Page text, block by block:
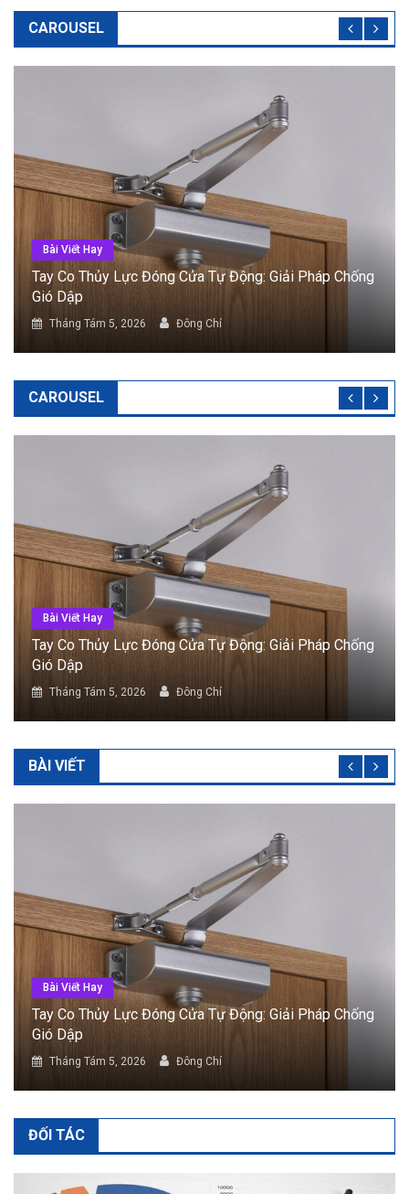
CAROUSEL
Bài Viết Hay
Cửa Tự Động Cảm Biến: Phân Loại Và Tiêu Chí Lắp
Đặt
Tháng Tám 5, 2026 Đông Chí
CAROUSEL
Bài Viết Hay
Cửa Tự Động Cảm Biến: Phân Loại Và Tiêu Chí Lắp
Đặt
Tháng Tám 5, 2026 Đông Chí
BÀI VIẾT
Bài Viết Hay
Cửa Tự Động Cảm Biến: Phân Loại Và Tiêu Chí Lắp
Đặt
Tháng Tám 5, 2026 Đông Chí
ĐỐI TÁC